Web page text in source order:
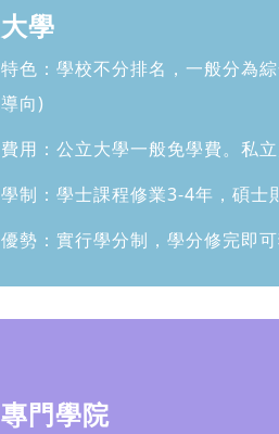
大學
特色：學校不分排名，一般分為
導向)
費用：公立大學一般免學費。私
學制：學士課程修業3-4年，碩士
優勢：實行學分制，學分修完即可
專門學院